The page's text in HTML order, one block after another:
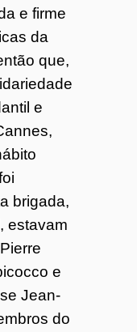
e firme
da
que,
e
brigada,
estavam
e
Jean-
do